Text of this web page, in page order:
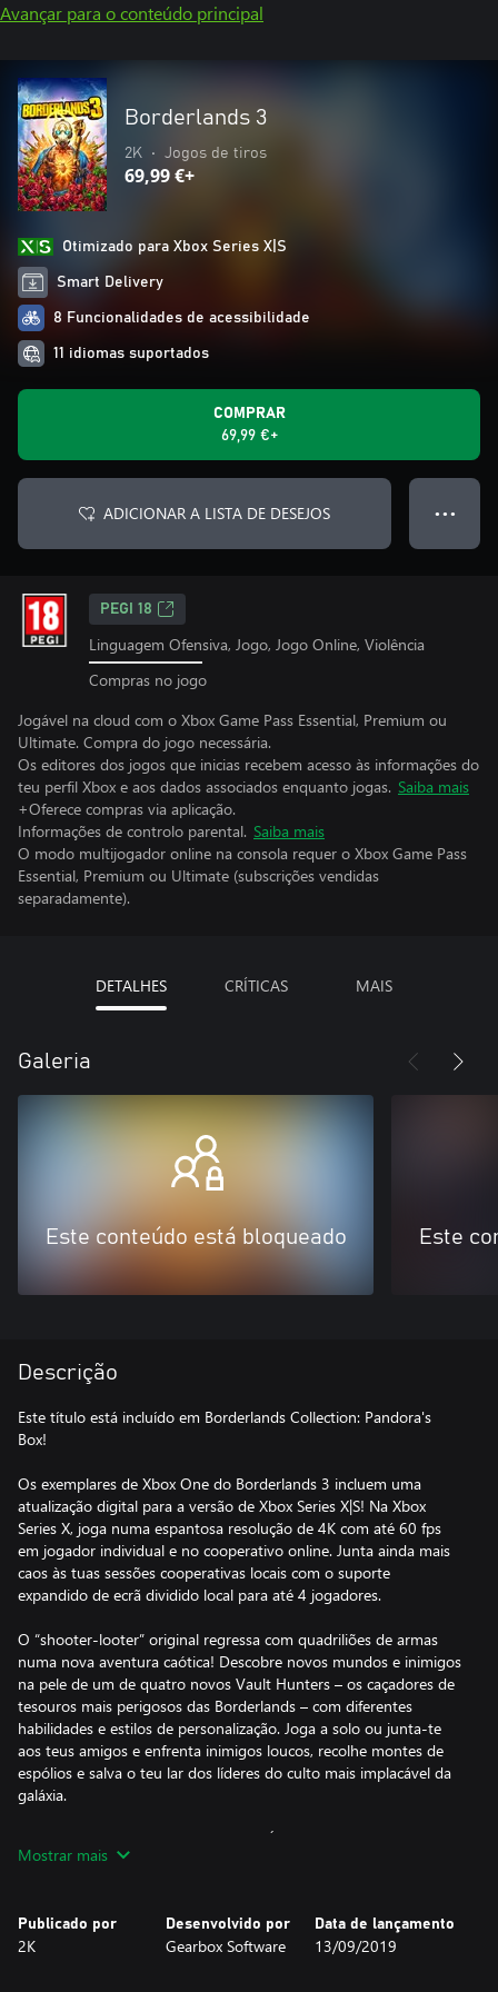
Avançar para o conteúdo principal
Borderlands 3
2K • Jogos de tiros
69,99 €+
Otimizado para Xbox Series X|S
Smart Delivery
8 Funcionalidades de acessibilidade
11 idiomas suportados
COMPRAR
69,99 €+
ADICIONAR A LISTA DE DESEJOS ● ● ●
PEGI 18
Linguagem Ofensiva, Jogo, Jogo Online, Violência
Compras no jogo
Jogável na cloud com o Xbox Game Pass Essential, Premium ou
Ultimate. Compra do jogo necessária.
Os editores dos jogos que inicias recebem acesso às informações do
teu perfil Xbox e aos dados associados enquanto jogas. Saiba mais
+Oferece compras via aplicação.
Informações de controlo parental. Saiba mais
O modo multijogador online na consola requer o Xbox Game Pass
Essential, Premium ou Ultimate (subscrições vendidas
separadamente).
DETALHES CRÍTICAS MAIS
Galeria
Este conteúdo está bloqueado Este
Descrição
Este título está incluído em Borderlands Collection: Pandora's
Box!
Os exemplares de Xbox One do Borderlands 3 incluem uma
atualização digital para a versão de Xbox Series X|S! Na Xbox
Series X, joga numa espantosa resolução de 4K com até 60 fps
em jogador individual e no cooperativo online. Junta ainda mais
caos às tuas sessões cooperativas locais com o suporte
expandido de ecrã dividido local para até 4 jogadores.
O “shooter-looter” original regressa com quadriliões de armas
numa nova aventura caótica! Descobre novos mundos e inimigos
na pele de um de quatro novos Vault Hunters – os caçadores de
tesouros mais perigosos das Borderlands – com diferentes
habilidades e estilos de personalização. Joga a solo ou junta-te
aos teus amigos e enfrenta inimigos loucos, recolhe montes de
espólios e salva o teu lar dos líderes do culto mais implacável da
galáxia.
UMA VIAGEM EMOCIONANTE E CAÓTICA
Impede que os fanáticos gémeos Calypso unam os clãs de
arsenal e aos aliados necessários para os travar.
Mostrar mais
Publicado por
2K
Desenvolvido por
Gearbox Software
Data de lançamento
13/09/2019